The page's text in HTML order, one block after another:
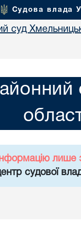
Судова влада
суд
лише
судової